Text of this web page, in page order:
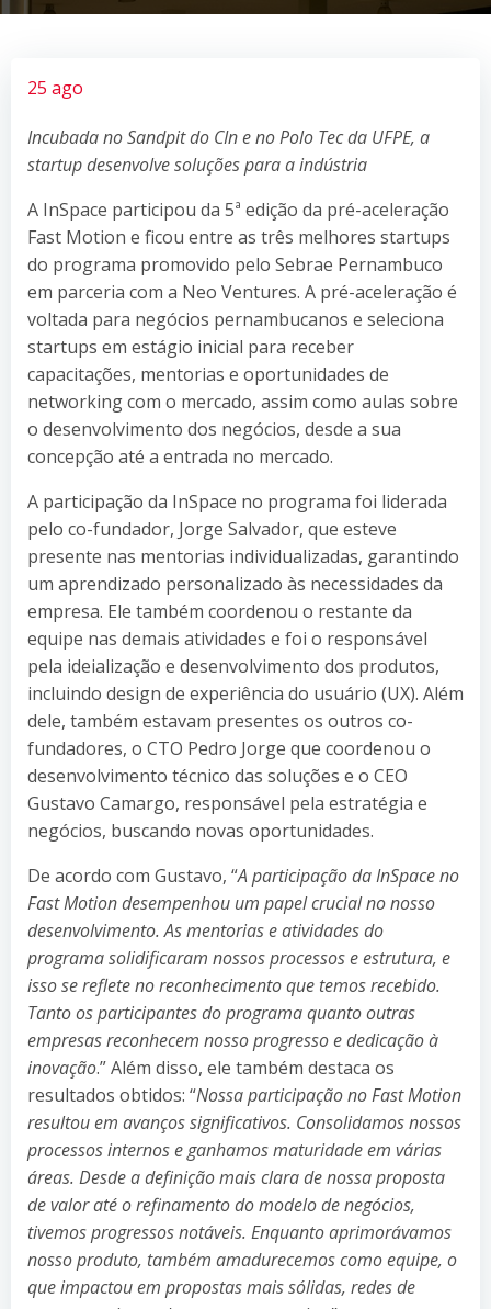
25 ago
Incubada no Sandpit do CIn e no Polo Tec da UFPE, a
startup desenvolve soluções para a indústria
A InSpace participou da 5ª edição da pré-aceleração
Fast Motion e ficou entre as três melhores startups
do programa promovido pelo Sebrae Pernambuco
em parceria com a Neo Ventures. A pré-aceleração é
voltada para negócios pernambucanos e seleciona
startups em estágio inicial para receber
capacitações, mentorias e oportunidades de
networking com o mercado, assim como aulas sobre
o desenvolvimento dos negócios, desde a sua
concepção até a entrada no mercado.
A participação da InSpace no programa foi liderada
pelo co-fundador, Jorge Salvador, que esteve
presente nas mentorias individualizadas, garantindo
um aprendizado personalizado às necessidades da
empresa. Ele também coordenou o restante da
equipe nas demais atividades e foi o responsável
pela ideialização e desenvolvimento dos produtos,
incluindo design de experiência do usuário (UX). Além
dele, também estavam presentes os outros co-
fundadores, o CTO Pedro Jorge que coordenou o
desenvolvimento técnico das soluções e o CEO
Gustavo Camargo, responsável pela estratégia e
negócios, buscando novas oportunidades.
De acordo com Gustavo, “A participação da InSpace no
Fast Motion desempenhou um papel crucial no nosso
desenvolvimento. As mentorias e atividades do
programa solidificaram nossos processos e estrutura, e
isso se reflete no reconhecimento que temos recebido.
Tanto os participantes do programa quanto outras
empresas reconhecem nosso progresso e dedicação à
inovação.” Além disso, ele também destaca os
resultados obtidos: “Nossa participação no Fast Motion
resultou em avanços significativos. Consolidamos nossos
processos internos e ganhamos maturidade em várias
áreas. Desde a definição mais clara de nossa proposta
de valor até o refinamento do modelo de negócios,
tivemos progressos notáveis. Enquanto aprimorávamos
nosso produto, também amadurecemos como equipe, o
que impactou em propostas mais sólidas, redes de